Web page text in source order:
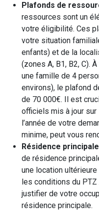
Plafonds de
ressources sont un
votre éligibilité. Ces
votre situation
enfants) et de la
(zones A, B1, B2, C).
une famille de 4
environs), le plafond
de 70 000€. Il est
officiels mis à jour sur
l’année de votre
minime, peut vous
Résidence
de résidence
une location
les conditions du
justifier de votre
résidence principale.